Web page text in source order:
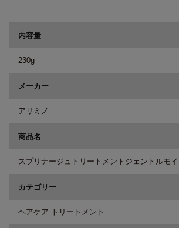
内容量
230g
メーカー
アリミノ
商品名
スプリナージュトリートメントジェントルモイ
カテゴリー
ヘアケア トリートメント